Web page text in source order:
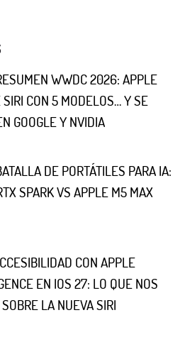
WWDC 2026: APPLE
SIRI CON 5 MODELOS… Y SE
GOOGLE Y NVIDIA
DE PORTÁTILES PARA IA:
SPARK VS APPLE M5 MAX
CON APPLE
EN IOS 27: LO QUE NOS
LA NUEVA SIRI